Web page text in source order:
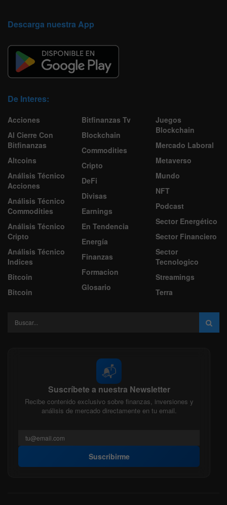
Descarga nuestra App
De Interes:
Acciones
Al Cierre Con
Bitfinanzas
Altcoins
Análisis Técnico
Acciones
Análisis Técnico
Commodities
Análisis Técnico
Cripto
Análisis Técnico
Indices
Bitcoin
Bitcoin
Bitfinanzas Tv
Blockchain
Commodities
Cripto
DeFi
Divisas
Earnings
En Tendencia
Energía
Finanzas
Formacion
Glosario
Juegos
Blockchain
Mercado Laboral
Metaverso
Mundo
NFT
Podcast
Sector Energético
Sector Financiero
Sector
Tecnologico
Streamings
Terra
📬
Suscríbete a nuestra Newsletter
Recibe contenido exclusivo sobre finanzas, inversiones y
análisis de mercado directamente en tu email.
Suscribirme